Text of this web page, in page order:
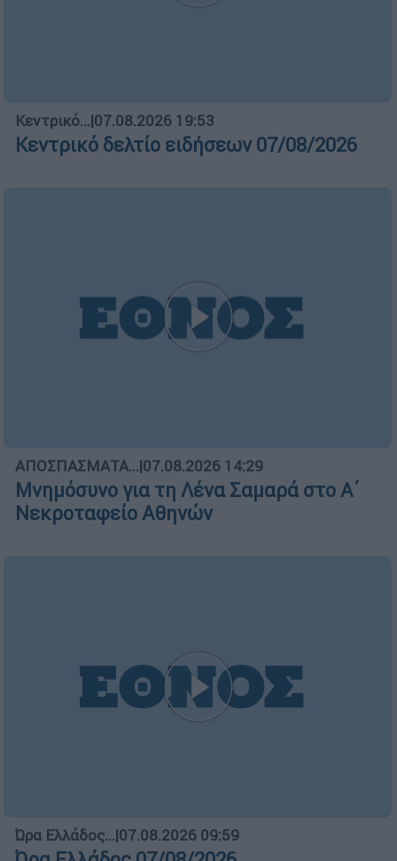
Κεντρικό...|07.08.2026 19:53
Κεντρικό δελτίο ειδήσεων 07/08/2026
ΑΠΟΣΠΑΣΜΑΤΑ...|07.08.2026 14:29
Μνημόσυνο για τη Λένα Σαμαρά στο Α΄
Νεκροταφείο Αθηνών
Ώρα Ελλάδος...|07.08.2026 09:59